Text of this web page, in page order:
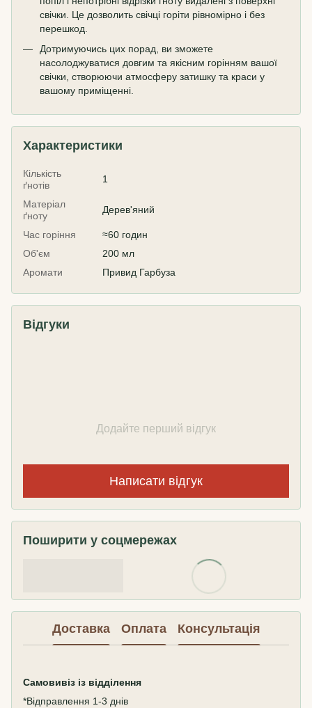
свічки. Це дозволить свічці горіти рівномірно і без
перешкод.
Дотримуючись цих порад, ви зможете
насолоджуватися довгим та якісним горінням вашої
свічки, створюючи атмосферу затишку та краси у
вашому приміщенні.
Характеристики
Кількість
ґнотів
1
Матеріал
ґноту
Дерев'яний
Час горіння
≈60 годин
Об'єм
200 мл
Аромати
Привид Гарбуза
Відгуки
Додайте перший відгук
Написати відгук
Поширити у соцмережах
Доставка Оплата Консультація
Самовивіз із відділення
*Відправлення 1-3 днів